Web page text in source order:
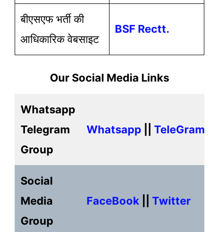
बीएसएफ भर्ती की
आधिकारिक वेबसाइट
BSF Rectt.
Our Social Media Links
Whatsapp
Telegram
Group
Whatsapp TeleGram
Social
Media
Group
FaceBook Twitter